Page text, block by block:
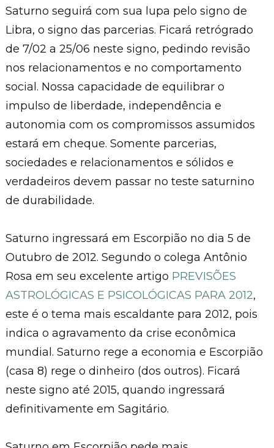
Saturno seguirá com sua lupa pelo signo de
Libra, o signo das parcerias. Ficará retrógrado
de 7/02 a 25/06 neste signo, pedindo revisão
nos relacionamentos e no comportamento
social. Nossa capacidade de equilibrar o
impulso de liberdade, independência e
autonomia com os compromissos assumidos
estará em cheque. Somente parcerias,
sociedades e relacionamentos e sólidos e
verdadeiros devem passar no teste saturnino
de durabilidade.
Saturno ingressará em Escorpião no dia 5 de
Outubro de 2012. Segundo o colega Antônio
Rosa em seu excelente artigo PREVISÕES
ASTROLÓGICAS E PSICOLÓGICAS PARA 2012,
este é o tema mais escaldante para 2012, pois
indica o agravamento da crise econômica
mundial. Saturno rege a economia e Escorpião
(casa 8) rege o dinheiro (dos outros). Ficará
neste signo até 2015, quando ingressará
definitivamente em Sagitário.